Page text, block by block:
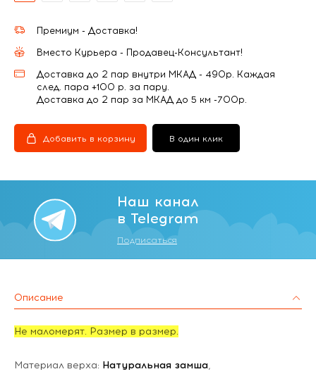
Премиум - Доставка!
Вместо Курьера - Продавец-Консультант!
Доставка до 2 пар внутри МКАД - 490р. Каждая
след. пара +100 р. за пару.
Доставка до 2 пар за МКАД до 5 км -700р.
Добавить в корзину В один клик
Наш канал
в Telegram
Подписаться
Описание
Не маломерят. Размер в размер.
Материал верха: Натуральная замша,